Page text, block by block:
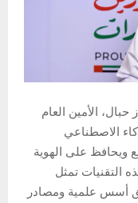
فواز حبال، الأمين العام
الاصطناعي
ويحافظ على الهوية
التقنيات تمثل
أسس علمية ومصادر